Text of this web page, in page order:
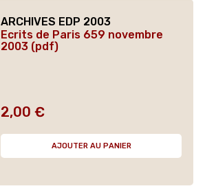
ARCHIVES EDP 2003
Ecrits de Paris 659 novembre
2003 (pdf)
Prix
2,00 €
AJOUTER AU PANIER